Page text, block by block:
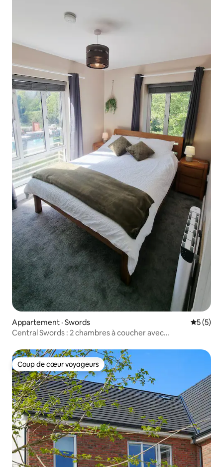
Appartement · Swords Note
5 (5)
Central Swords : 2 chambres à coucher avec
Coup de cœur voyageurs
Coup de cœur voyageurs